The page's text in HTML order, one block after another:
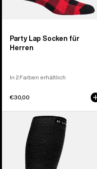
Party Lap Socken für
Herren
In 2 Farben erhältlich
€30,00
Performance
Ultraleichte
Kompressions-